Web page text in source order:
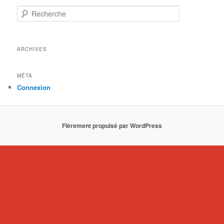
Recherche
ARCHIVES
MÉTA
Connexion
Fièrement propulsé par WordPress